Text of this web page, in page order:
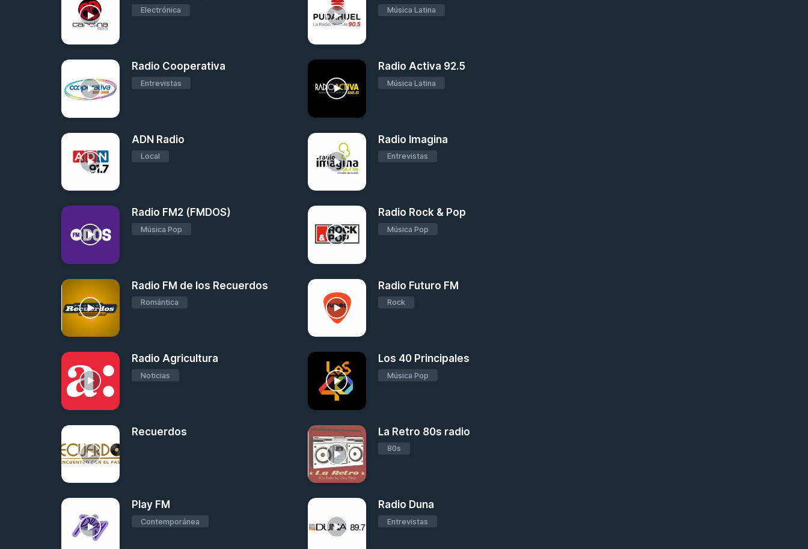
Electrónica Música Latina
Radio Cooperativa
Entrevistas
Radio Activa 92.5
Música Latina
ADN Radio
Local
Radio Imagina
Entrevistas
Radio FM2 (FMDOS)
Música Pop
Radio Rock & Pop
Música Pop
Radio FM de los Recuerdos
Romántica
Radio Futuro FM
Rock
Radio Agricultura
Noticias
Los 40 Principales
Música Pop
Recuerdos La Retro 80s radio
80s
Play FM
Contemporánea
Radio Duna
Entrevistas